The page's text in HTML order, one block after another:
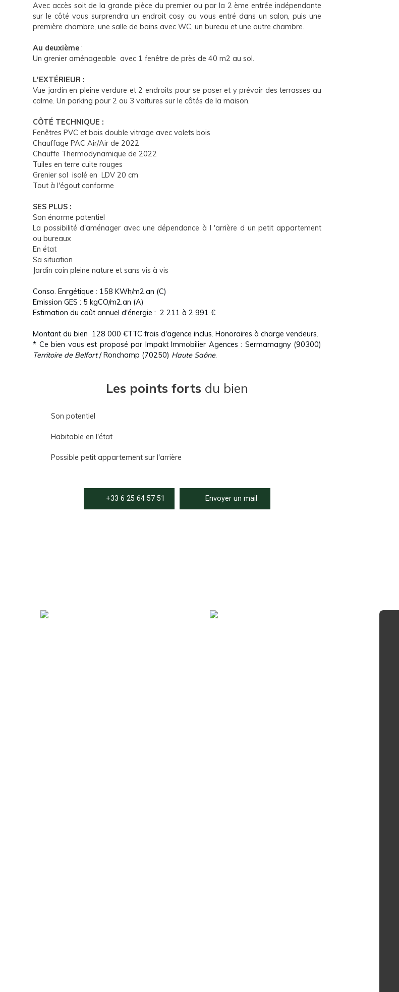
Avec accès soit de la grande pièce du premier ou par la 2 ème entrée indépendante
sur le côté vous surprendra un endroit cosy ou vous entré dans un salon, puis une
première chambre, une salle de bains avec WC, un bureau et une autre chambre.
Au deuxième :
Un grenier aménageable avec 1 fenêtre de près de 40 m2 au sol.
L'EXTÉRIEUR :
Vue jardin en pleine verdure et 2 endroits pour se poser et y prévoir des terrasses au
calme. Un parking pour 2 ou 3 voitures sur le côtés de la maison.
CÔTÉ TECHNIQUE :
Fenêtres PVC et bois double vitrage avec volets bois
Chauffage PAC Air/Air de 2022
Chauffe Thermodynamique de 2022
Tuiles en terre cuite rouges
Grenier sol isolé en LDV 20 cm
Tout à l'égout conforme
SES PLUS :
Son énorme potentiel
La possibilité d'aménager avec une dépendance à l 'arrière d un petit appartement
ou bureaux
En état
Sa situation
Jardin coin pleine nature et sans vis à vis
Conso. Enrgétique : 158 KWh/m2.an (C)
Emission GES : 5 kgCO/m2.an (A)
Estimation du coût annuel d'énergie : 2 211 à 2 991 €
Montant du bien 128 000 €TTC frais d'agence inclus. Honoraires à charge vendeurs.
* Ce bien vous est proposé par Impakt Immobilier Agences : Sermamagny (90300)
Territoire de Belfort/ Ronchamp (70250) Haute Saône.
Les points forts du bien
Son potentiel
Habitable en l'état
Possible petit appartement sur l'arrière
+33 6 25 64 57 51 Envoyer un mail